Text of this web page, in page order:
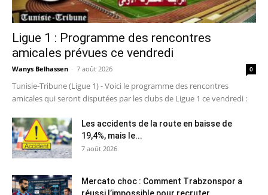
Ligue 1 : Programme des rencontres
amicales prévues ce vendredi
Wanys Belhassen - 7 août 2026 0
Tunisie-Tribune (Ligue 1) - Voici le programme des rencontres
amicales qui seront disputées par les clubs de Ligue 1 ce vendredi :
Les accidents de la route en baisse de
19,4%, mais le...
7 août 2026
Mercato choc : Comment Trabzonspor a
réussi l’impossible pour recruter